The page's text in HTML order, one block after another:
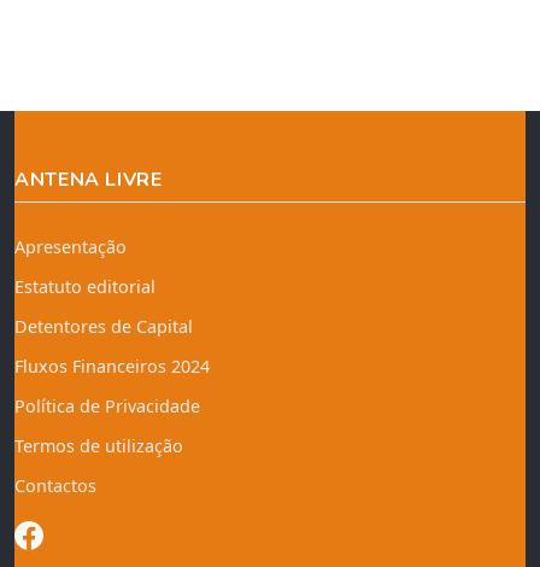
ANTENA LIVRE
Apresentação
Estatuto editorial
Detentores de Capital
Fluxos Financeiros 2024
Política de Privacidade
Termos de utilização
Contactos